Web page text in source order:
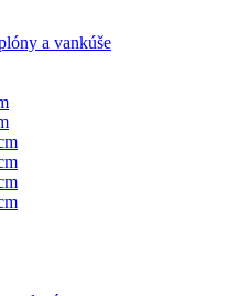
a vankúše